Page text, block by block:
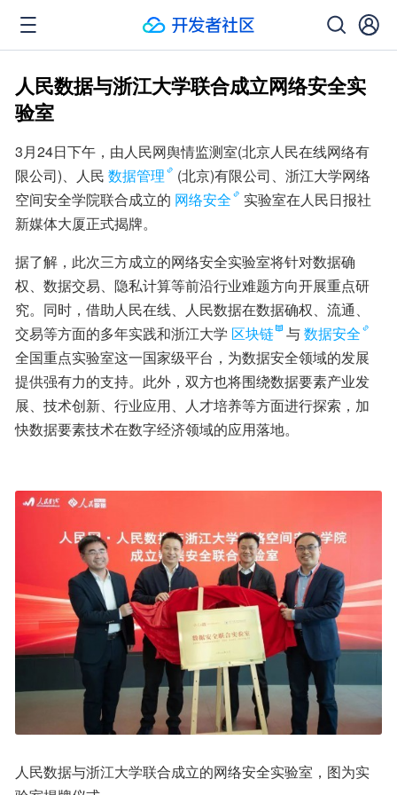
人民数据与浙江大学联合成立网络安全实
验室
3月24日下午，由人民网舆情监测室(北京人民在线网络有
限公司)、人民 数据管理
(北京)有限公司、浙江大学网络
空间安全学院联合成立的 网络安全
实验室在人民日报社
新媒体大厦正式揭牌。
据了解，此次三方成立的网络安全实验室将针对数据确
权、数据交易、隐私计算等前沿行业难题方向开展重点研
究。同时，借助人民在线、人民数据在数据确权、流通、
交易等方面的多年实践和浙江大学 区块链 与数据安全
全国重点实验室这一国家级平台，为数据安全领域的发展
提供强有力的支持。此外，双方也将围绕数据要素产业发
展、技术创新、行业应用、人才培养等方面进行探索，加
快数据要素技术在数字经济领域的应用落地。
人民数据与浙江大学联合成立的网络安全实验室，图为实